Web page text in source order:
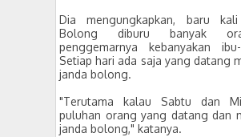
Dia mengungkapkan, baru
Bolong diburu banyak
penggemarnya kebanyakan
Setiap hari ada saja yang datang
janda bolong.
"Terutama kalau Sabtu dan
puluhan orang yang datang dan
janda bolong," katanya.